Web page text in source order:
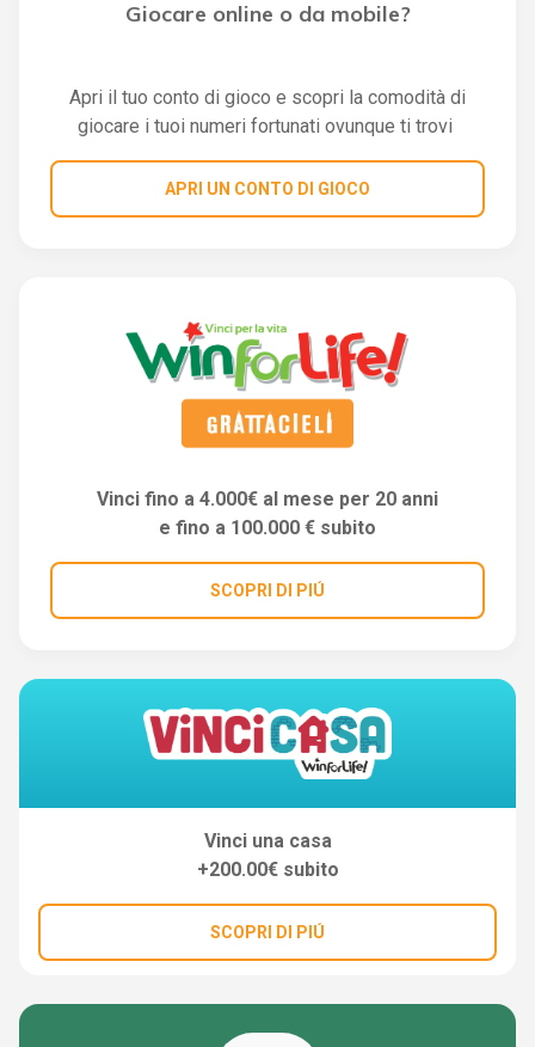
Giocare online o da mobile?
Apri il tuo conto di gioco e scopri la comodità di
giocare i tuoi numeri fortunati ovunque ti trovi
APRI UN CONTO DI GIOCO
Vinci fino a 4.000€ al mese per 20 anni
e fino a 100.000 € subito
SCOPRI DI PIÚ
Vinci una casa
+200.00€ subito
SCOPRI DI PIÚ